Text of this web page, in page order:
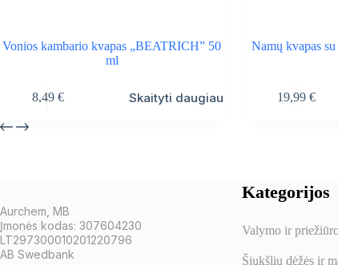
Vonios kambario kvapas „BEATRICH” 50
ml
8,49 € Skaityti daugiau
Namų kvapas
19,99 €
Aurchem, MB
Įmonės kodas: 307604230
LT297300010201220796
AB Swedbank
Kategorijos
Valymo ir
Šiukšlių dėžės ir